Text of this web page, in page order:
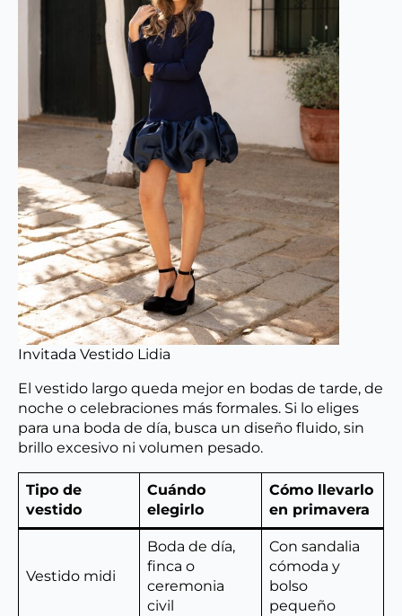
Invitada Vestido Lidia
El vestido largo queda mejor en bodas de tarde, de
noche o celebraciones más formales. Si lo eliges
para una boda de día, busca un diseño fluido, sin
brillo excesivo ni volumen pesado.
Tipo de
vestido
Cuándo
elegirlo
Cómo llevarlo
en primavera
Vestido midi
Boda de día,
finca o
ceremonia
civil
Con sandalia
cómoda y
bolso
pequeño